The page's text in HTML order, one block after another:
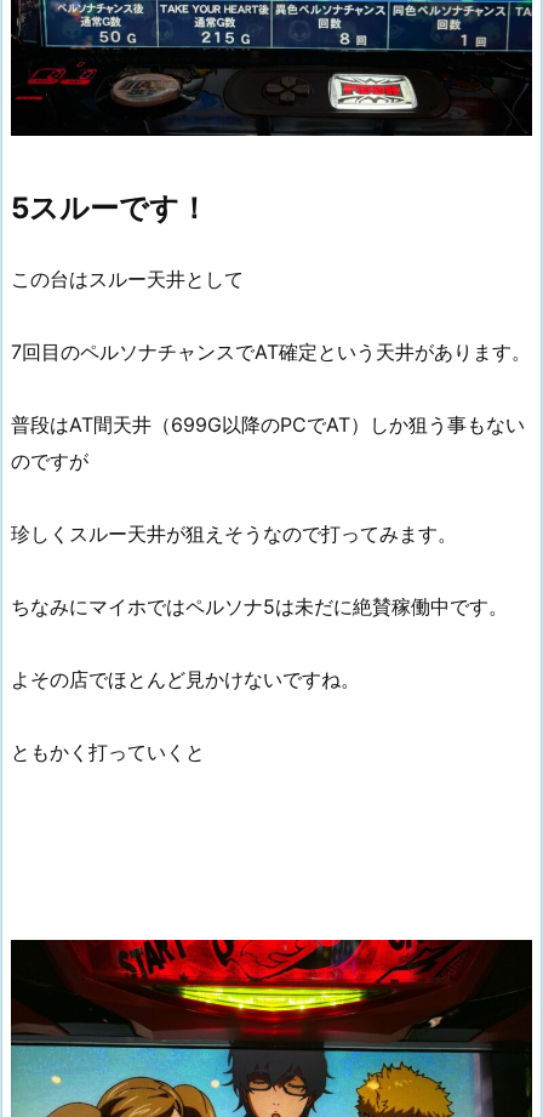
5スルーです！
この台はスルー天井として
7回目のペルソナチャンスでAT確定という天井があります。
普段はAT間天井（699G以降のPCでAT）しか狙う事もない
のですが
珍しくスルー天井が狙えそうなので打ってみます。
ちなみにマイホではペルソナ5は未だに絶賛稼働中です。
よその店でほとんど見かけないですね。
ともかく打っていくと